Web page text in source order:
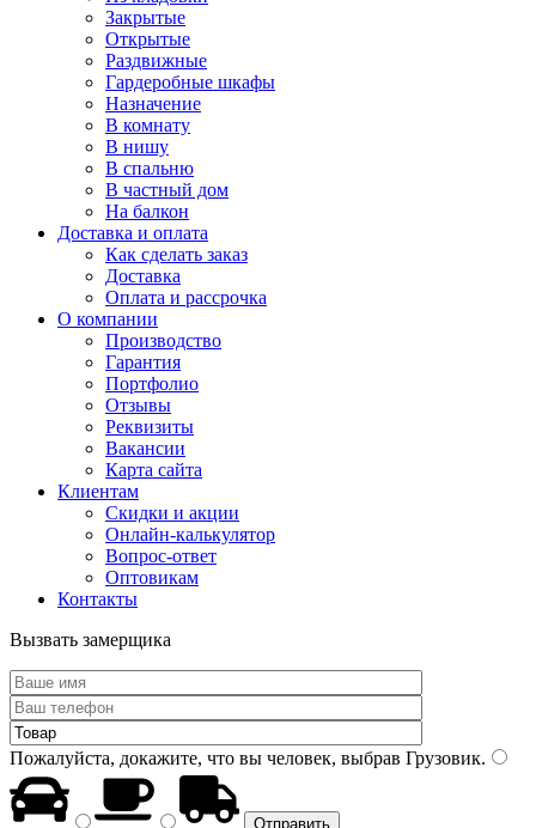
Закрытые
Открытые
Раздвижные
Гардеробные шкафы
Назначение
В комнату
В нишу
В спальню
В частный дом
На балкон
Доставка и оплата
Как сделать заказ
Доставка
Оплата и рассрочка
О компании
Производство
Гарантия
Портфолио
Отзывы
Реквизиты
Вакансии
Карта сайта
Клиентам
Скидки и акции
Онлайн-калькулятор
Вопрос-ответ
Оптовикам
Контакты
Вызвать замерщика
Пожалуйста, докажите, что вы человек, выбрав Грузовик.